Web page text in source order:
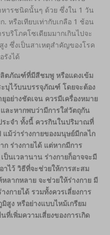
ารชนิดนั้นๆ ด้วย ซึ่งใน 1 วัน
หรือเทียบเท่ากับเกลือ 1 ช้อน
บริโภคโซเดียมมากเกินไปจะ
ง ซึ่งเป็นสาเหตุสำคัญของโรค
รังได้
ลิตภัณฑ์ที่มีสีชมพู หรือแดงเข้ม
ะบุไว้บนบรรจุภัณฑ์ โดยจะต้อง
ย่างชัดเจน ควรมีเครื่องหมาย
ละหากพบว่ามีการใส่วัตถุกัน
ระจำ ทั้งนี้ ควรกินในปริมาณที่
ม้ว่าร่างกายของมนุษย์มีกลไก
ก ร่างกายได้ แต่หากมีการ
ป็นเวลานาน ร่างกายก็อาจจะมี
าไว้ วิธีที่จะช่วยให้การสะสม
ลากหลาย จะช่วยให้ร่างกาย มี
งกายได้ รวมทั้งควรเลี่ยงการ
ง หรือย่างแบบไหม้เกรียม
ที่เพิ่มความเสี่ยงของการเกิด